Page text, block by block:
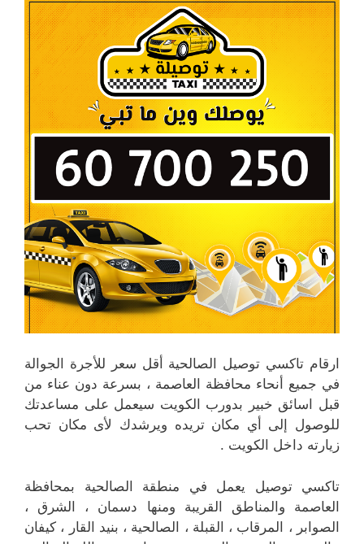
ارقام تاكسي توصيل الصالحية أقل سعر للأجرة الجوالة
في جميع أنحاء محافظة العاصمة ، بسرعة دون عناء من
قبل اسائق خبير بدورب الكويت سيعمل على مساعدتك
للوصول إلى أي مكان تريده ويرشدك لأى مكان تحب
زيارته داخل الكويت .
تاكسي توصيل يعمل في منطقة الصالحية بمحافظة
العاصمة والمناطق القريبة ‎ومنها دسمان ، الشرق ،
الصوابر ، المرقاب ، القبلة ، الصالحية ، بنيد القار ، كيفان